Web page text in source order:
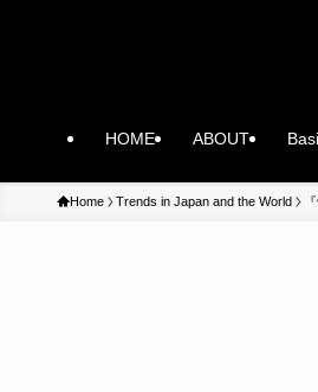
HOME ABOUT
Home Trends in Japan and the World